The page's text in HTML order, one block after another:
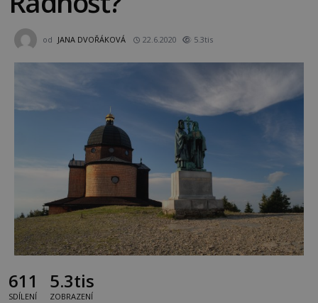
od JANA DVOŘÁKOVÁ 22.6.2020 5.3tis
611
SDÍLENÍ
5.3tis
ZOBRAZENÍ